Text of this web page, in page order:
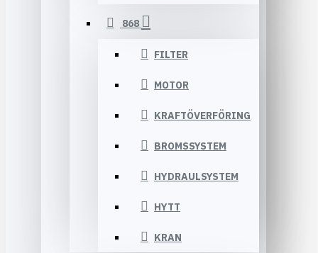
868
FILTER
MOTOR
KRAFTÖVERFÖRING
BROMSSYSTEM
HYDRAULSYSTEM
HYTT
KRAN